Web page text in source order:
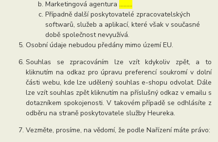
Marketingová agentura………
Případně další poskytovatelé zpracovatelských
softwarů, služeb a aplikací, které však v současné
době společnost nevyužívá.
Osobní údaje nebudou předány mimo území EU.
Souhlas se zpracováním lze vzít kdykoliv zpět, a to
kliknutím na odkaz pro úpravu preferencí soukromí v dolní
části webu, kde lze udělený souhlas e-shopu odvolat. Dále
lze vzít souhlas zpět kliknutím na příslušný odkaz v emailu s
dotazníkem spokojenosti. V takovém případě se odhlásíte z
odběru na straně poskytovatele služby Heureka.
Vezměte, prosíme, na vědomí, že podle Nařízení máte právo: